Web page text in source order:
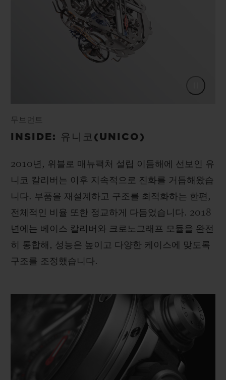
무브먼트
INSIDE: 유니코(UNICO)
2010년, 위블로 매뉴팩처 설립 이듬해에 선보인 유
니코 칼리버는 이후 지속적으로 진화를 거듭해왔습
니다. 부품을 재설계하고 구조를 최적화하는 한편,
전체적인 비율 또한 정교하게 다듬었습니다. 2018
년에는 베이스 칼리버와 크로노그래프 모듈을 완전
히 통합해, 성능은 높이고 다양한 케이스에 맞도록
구조를 조정했습니다.